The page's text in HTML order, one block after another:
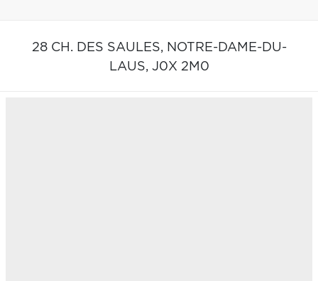
28 CH. DES SAULES, NOTRE-DAME-DU-
LAUS, J0X 2M0